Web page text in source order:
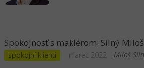
Spokojnosť s maklérom: Silný Miloš
spokojní klienti Miloš
marec 2022